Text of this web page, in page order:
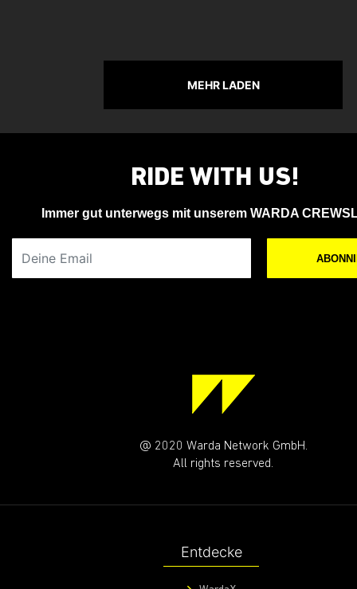
MEHR LADEN
RIDE WITH US!
Immer gut unterwegs mit unserem WARDA
@ 2020 Warda Network GmbH.
All rights reserved.
Entdecke